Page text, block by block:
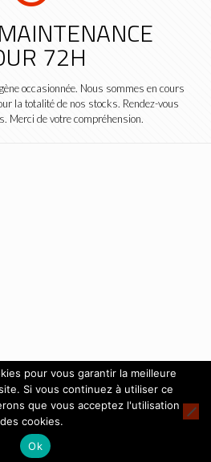
72H
occasionnée. Nous sommes en cours
la totalité de nos stocks. Rendez-vous
Merci de votre compréhension.
pour vous garantir la meilleure
Si vous continuez à utiliser ce
que vous acceptez l'utilisation
des cookies.
Ok